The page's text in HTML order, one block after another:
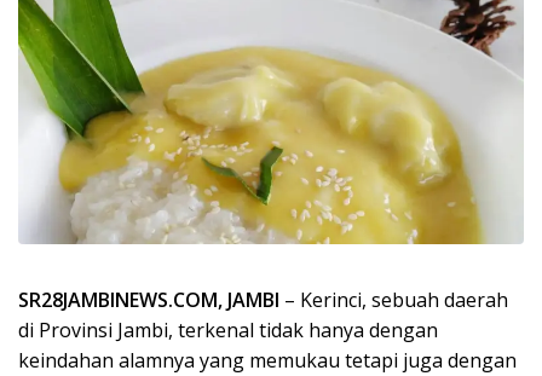
SR28JAMBINEWS.COM, JAMBI – Kerinci, sebuah daerah
di Provinsi Jambi, terkenal tidak hanya dengan
keindahan alamnya yang memukau tetapi juga dengan